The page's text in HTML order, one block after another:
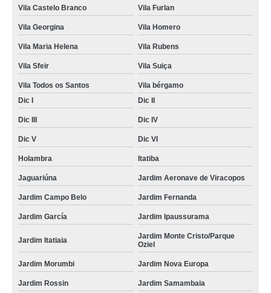
Vila Castelo Branco Vila Furlan
Vila Georgina Vila Homero
Vila Maria Helena Vila Rubens
Vila Sfeir Vila Suiça
Vila Todos os Santos
Vila bérgamo
Dic I
Dic II
Dic III Dic IV
Dic V Dic VI
Holambra Itatiba
Jaguariúna Jardim Aeronave de Viracopos
Jardim Campo Belo Jardim Fernanda
Jardim García Jardim Ipaussurama
Jardim Itatiaia
Jardim Monte Cristo/Parque
Oziel
Jardim Morumbi Jardim Nova Europa
Jardim Rossin Jardim Samambaia